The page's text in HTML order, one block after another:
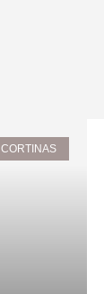
CORTINAS